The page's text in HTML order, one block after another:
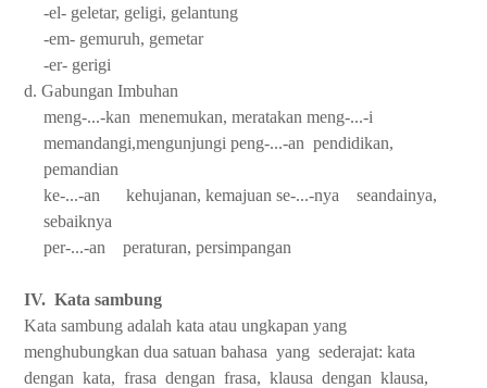
-el- geletar, geligi, gelantung
-em- gemuruh, gemetar
-er- gerigi
d. Gabungan Imbuhan
meng-...-kan menemukan, meratakan meng-...-i
memandangi,mengunjungi peng-...-an pendidikan,
pemandian
ke-...-an
kehujanan, kemajuan se-...-nya
seandainya,
sebaiknya
per-...-an
peraturan, persimpangan
IV. Kata sambung
Kata sambung adalah kata atau ungkapan yang
menghubungkan dua satuan bahasa yang sederajat: kata
dengan kata, frasa dengan frasa, klausa dengan klausa,